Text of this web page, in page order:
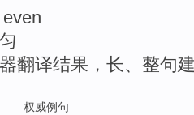
翻译结果，长、整句
权威例句